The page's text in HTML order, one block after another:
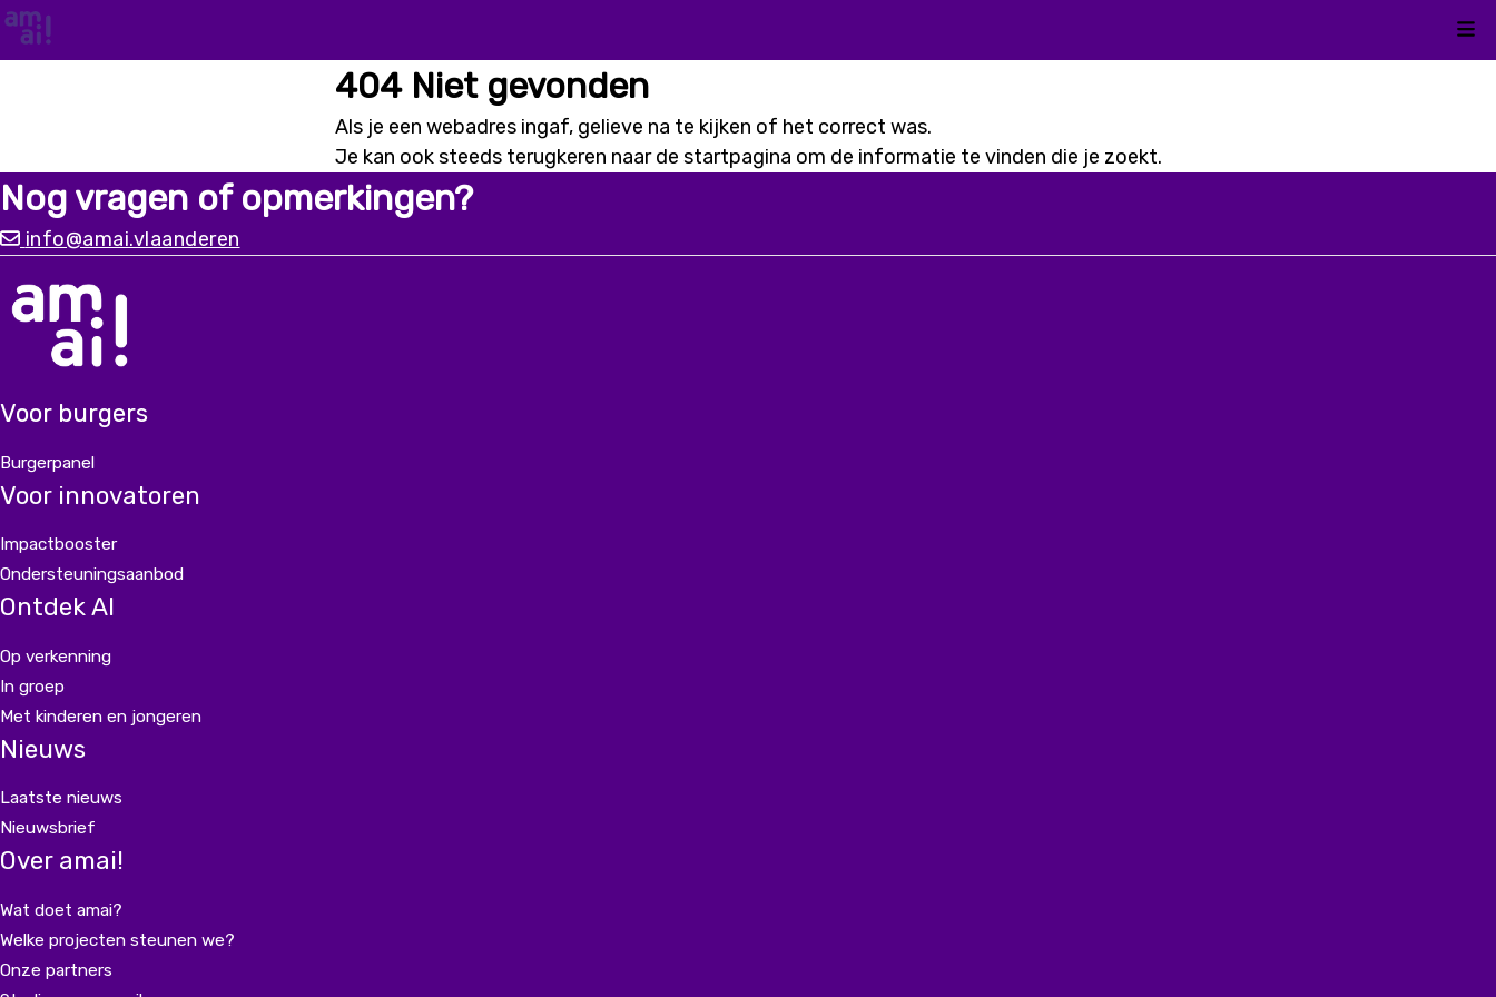
404 Niet gevonden
Als je een webadres ingaf, gelieve na te kijken of het correct was.
Je kan ook steeds terugkeren naar de startpagina om de informatie te vinden die je zoekt.
Nog vragen of opmerkingen?
info@amai.vlaanderen
Voor burgers
Burgerpanel
Voor innovatoren
Impactbooster
Ondersteuningsaanbod
Ontdek AI
Op verkenning
In groep
Met kinderen en jongeren
Nieuws
Laatste nieuws
Nieuwsbrief
Over amai!
Wat doet amai?
Welke projecten steunen we?
Onze partners